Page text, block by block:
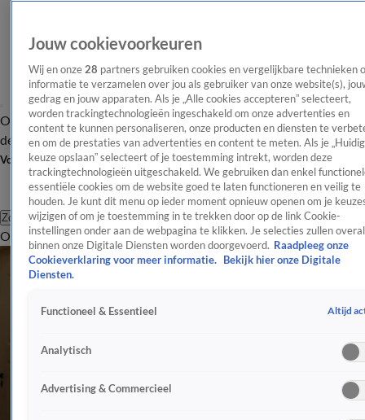
OverzichtAfleveringen Entertainment TV Algemeen
Tip
de redactieNieuwsbrief
Volg Shownieuws
Zoeken
OverzichtEntertainmentSpraakmakendRealityCrimeVideo's
Jouw cookievoorkeuren
Wij en onze 28 partners gebruiken cookies en vergelijkbare technieken
informatie te verzamelen over jou als gebruiker van onze website(s),
gedrag en jouw apparaten. Als je „Alle cookies accepteren” selecteert,
worden trackingtechnologieën ingeschakeld om onze advertenties en
content te kunnen personaliseren, onze producten en diensten te
en om de prestaties van advertenties en content te meten. Als je
keuze opslaan” selecteert of je toestemming intrekt, worden deze
trackingtechnologieën uitgeschakeld. We gebruiken dan enkel
essentiële cookies om de website goed te laten functioneren en veilig te
houden. Je kunt dit menu op ieder moment opnieuw openen om je
wijzigen of om je toestemming in te trekken door op de link Cookie-
instellingen onder aan de webpagina te klikken. Je selecties zullen overal
binnen onze Digitale Diensten worden doorgevoerd. Raadpleeg onze
Cookieverklaring voor meer informatie.
Bekijk hier onze Digitale
Diensten.
Functioneel & Essentieel Altijd
Analytisch
Advertising & Commercieel